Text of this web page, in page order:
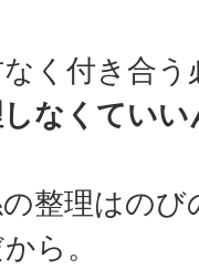
く付き合
なくていい
整理はの
ら。